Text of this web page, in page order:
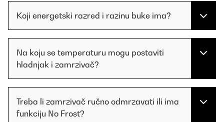
Koji energetski razred i razinu buke ima?
Na koju se temperaturu mogu postaviti
hladnjak i zamrzivač?
Treba li zamrzivač ručno odmrzavati ili ima
funkciju No Frost?